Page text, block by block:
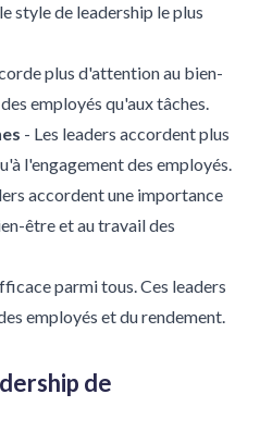
style de leadership le plus
plus d'attention au bien-
employés qu'aux tâches.
- Les leaders accordent plus
l'engagement des employés.
accordent une importance
être et au travail des
parmi tous. Ces leaders
employés et du rendement.
de